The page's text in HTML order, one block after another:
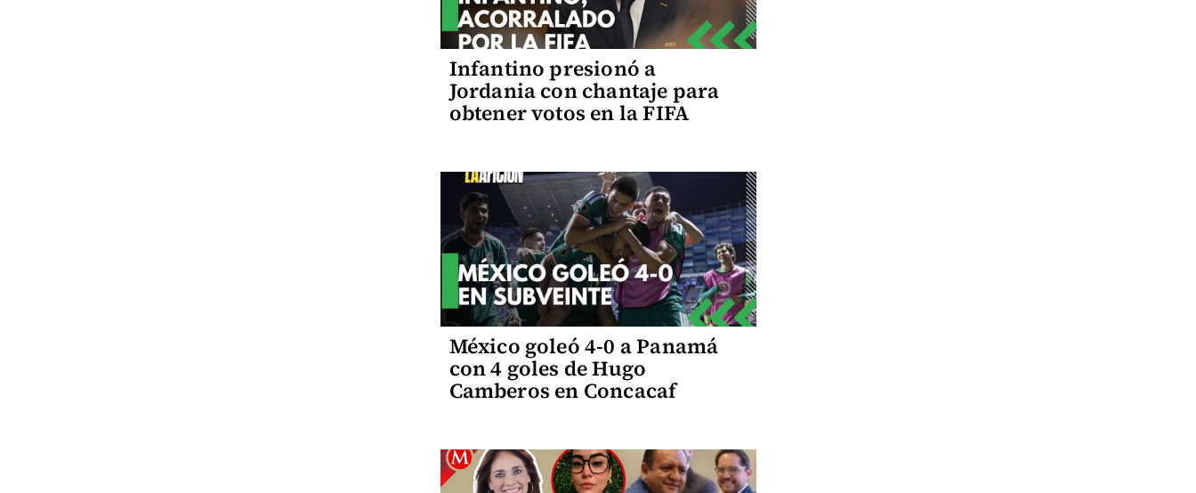
Infantino presionó a
Jordania con chantaje para
obtener votos en la FIFA
México goleó 4-0 a Panamá
con 4 goles de Hugo
Camberos en Concacaf